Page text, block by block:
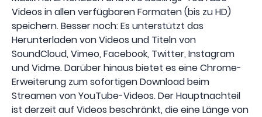
Videos in allen verfügbaren Formaten (bis zu HD)
speichern. Besser noch: Es unterstützt das
Herunterladen von Videos und Titeln von
SoundCloud, Vimeo, Facebook, Twitter, Instagram
und Vidme. Darüber hinaus bietet es eine Chrome-
Erweiterung zum sofortigen Download beim
Streamen von YouTube-Videos. Der Hauptnachteil
ist derzeit auf Videos beschränkt, die eine Länge von